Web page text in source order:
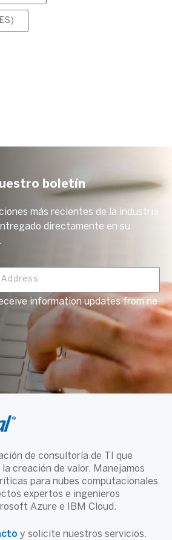
boletín
más recientes de la industria
directamente en su
information updates from ne
de consultoría de TI que
creación de valor. Manejamos
para nubes computacionales
expertos e ingenieros
Azure e IBM Cloud.
y solicite nuestros servicios.